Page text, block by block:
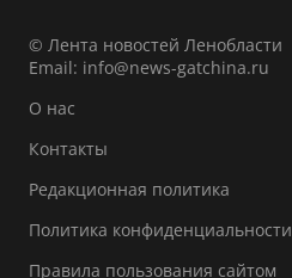
© Лента новостей Ленобласти
Email: info@news-gatchina.ru
О нас
Контакты
Редакционная политика
Политика конфиденциальности
Правила пользования сайтом